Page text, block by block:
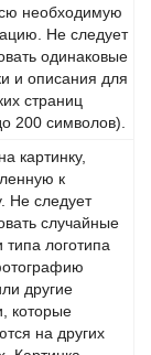
необходимую
Не следует
одинаковые
и описания для
страниц
200 символов).
картинку,
к
Не следует
случайные
типа логотипа
другие
которые
на других